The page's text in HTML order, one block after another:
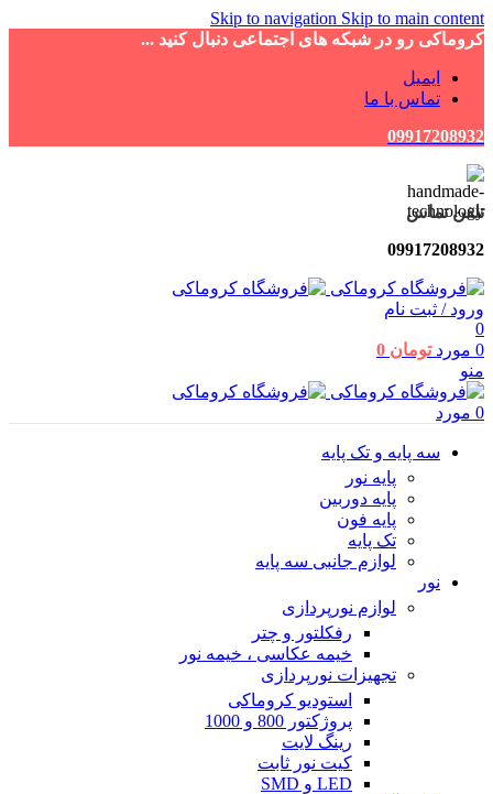
Skip to navigation Skip to main content
کروماکی رو در شبکه های اجتماعی دنبال کنید ...
ایمیل
تماس با ما
09917208932
تلفن تماس
09917208932
ورود / ثبت نام
0
0 مورد تومان
منو
0 مورد
سه پایه و تک پایه
پایه نور
پایه دوربین
پایه فون
تک پایه
لوازم جانبی سه پایه
نور
لوازم نورپردازی
رفکلتور و چتر
خیمه عکاسی ، خیمه نور
تجهیزات نورپردازی
استودیو کروماکی
پروژکتور 800 و 1000
رینگ لایت
کیت نور ثابت
LED و SMD